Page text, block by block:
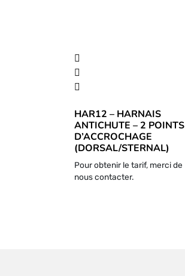
HAR12 – HARNAIS
ANTICHUTE – 2 POINTS
D’ACCROCHAGE
(DORSAL/STERNAL)
Pour obtenir le tarif, merci de
nous contacter.